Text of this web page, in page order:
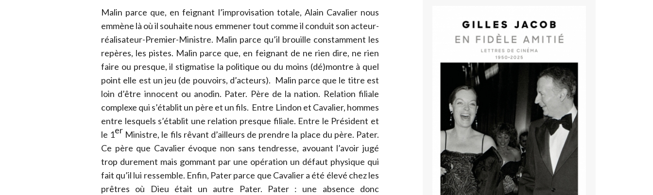
Malin parce que, en feignant l’improvisation totale, Alain Cavalier nous
emmène là où il souhaite nous emmener tout comme il conduit son acteur-
réalisateur-Premier-Ministre. Malin parce qu’il brouille constamment les
repères, les pistes. Malin parce que, en feignant de ne rien dire, ne rien
faire ou presque, il stigmatise la politique ou du moins (dé)montre à quel
point elle est un jeu (de pouvoirs, d’acteurs). Malin parce que le titre est
loin d’être innocent ou anodin. Pater. Père de la nation. Relation filiale
complexe qui s’établit un père et un fils. Entre Lindon et Cavalier, hommes
entre lesquels s’établit une relation presque filiale. Entre le Président et
le 1er Ministre, le fils rêvant d’ailleurs de prendre la place du père. Pater.
Ce père que Cavalier évoque non sans tendresse, avouant l’avoir jugé
trop durement mais gommant par une opération un défaut physique qui
fait qu’il lui ressemble. Enfin, Pater parce que Cavalier a été élevé chez les
prêtres où Dieu était un autre Pater. Pater : une absence donc